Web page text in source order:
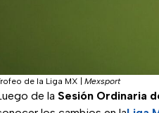
de la Liga MX Mexsport
de la Sesión Ordinaria